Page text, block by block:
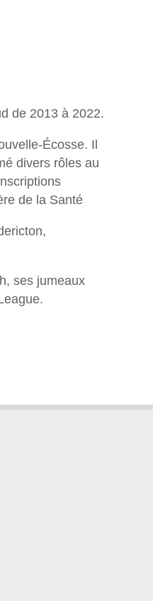
de 2013 à 2022.
Écosse. Il
divers rôles au
de la Santé
ses jumeaux